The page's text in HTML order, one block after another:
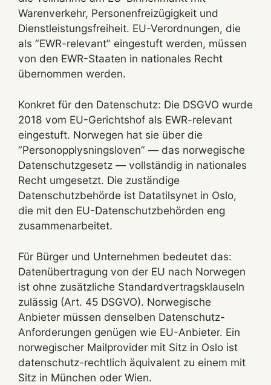
Warenverkehr, Personenfreizügigkeit und
Dienstleistungsfreiheit. EU-Verordnungen, die
als “EWR-relevant” eingestuft werden, müssen
von den EWR-Staaten in nationales Recht
übernommen werden.
Konkret für den Datenschutz: Die DSGVO wurde
2018 vom EU-Gerichtshof als EWR-relevant
eingestuft. Norwegen hat sie über die
“Personopplysningsloven” — das norwegische
Datenschutzgesetz — vollständig in nationales
Recht umgesetzt. Die zuständige
Datenschutzbehörde ist Datatilsynet in Oslo,
die mit den EU-Datenschutzbehörden eng
zusammenarbeitet.
Für Bürger und Unternehmen bedeutet das:
Datenübertragung von der EU nach Norwegen
ist ohne zusätzliche Standardvertragsklauseln
zulässig (Art. 45 DSGVO). Norwegische
Anbieter müssen denselben Datenschutz-
Anforderungen genügen wie EU-Anbieter. Ein
norwegischer Mailprovider mit Sitz in Oslo ist
datenschutz-rechtlich äquivalent zu einem mit
Sitz in München oder Wien.